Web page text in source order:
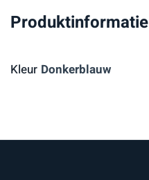
Produktinformatie
Kleur Donkerblauw